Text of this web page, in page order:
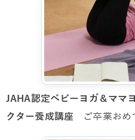
JAHA認定ベビーヨガ＆ママ
クター養成講座
ご卒業おめ